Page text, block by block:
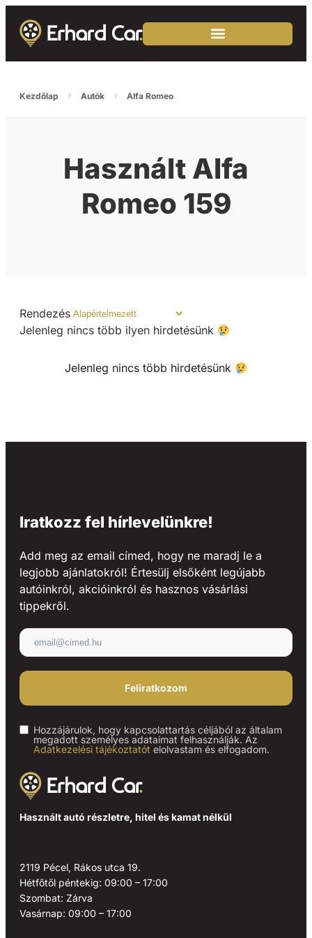
Kezdőlap › Autók › Alfa Romeo
Használt Alfa
Romeo 159
Rendezés
Jelenleg nincs több ilyen hirdetésünk
Jelenleg nincs több hirdetésünk
Használt autó részletre, hitel és kamat nélkül
2119 Pécel, Rákos utca 19.
Hétfőtől péntekig: 09:00 – 17:00
Szombat: Zárva
Vasárnap: 09:00 – 17:00
Iratkozz fel hírlevelünkre!
Add meg az email címed, hogy ne maradj le a
legjobb ajánlatokról! Értesülj elsőként legújabb
autóinkról, akcióinkról és hasznos vásárlási
tippekről.
Feliratkozom
Hozzájárulok, hogy kapcsolattartás céljából az általam
megadott személyes adataimat felhasználják. Az
Adatkezelési tájékoztatót elolvastam és elfogadom.